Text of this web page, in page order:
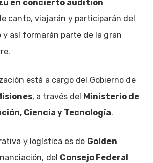
en concierto audition
canto, viajarán y participarán del
así formarán parte de la gran
está a cargo del Gobierno de
, a través del Ministerio de
Ciencia y Tecnología.
y logística es de Golden
del Consejo Federal